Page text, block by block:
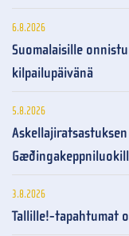
6.8.2026
Suomalaisille
kilpailupäivänä
5.8.2026
3.8.2026
Tallille!-tapahtumat